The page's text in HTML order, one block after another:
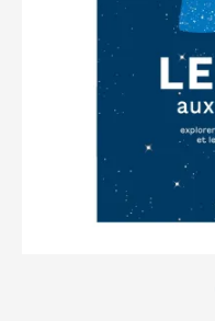
Accessoires pour
Pièces détachées